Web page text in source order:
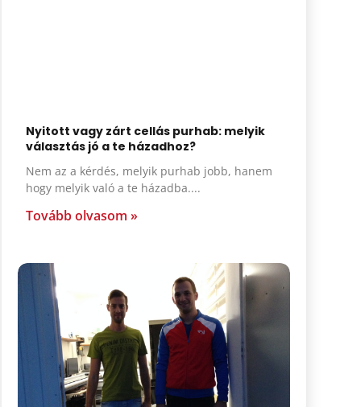
Nyitott vagy zárt cellás purhab: melyik
választás jó a te házadhoz?
Nem az a kérdés, melyik purhab jobb, hanem
hogy melyik való a te házadba.
Tovább olvasom »